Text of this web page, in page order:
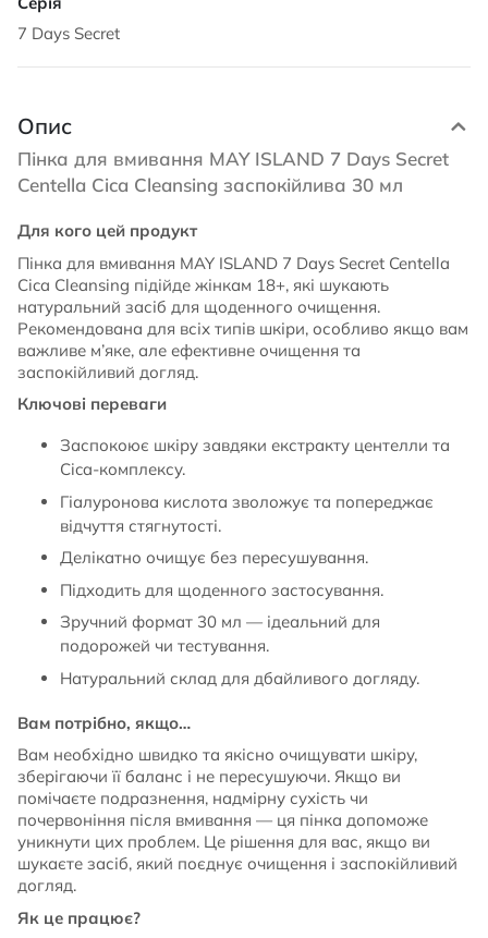
7 Days Secret
Опис
Пінка для вмивання MAY ISLAND 7 Days Secret
Centella Cica Cleansing заспокійлива 30 мл
Для кого цей продукт
Пінка для вмивання MAY ISLAND 7 Days Secret Centella
Cica Cleansing підійде жінкам 18+, які шукають
натуральний засіб для щоденного очищення.
Рекомендована для всіх типів шкіри, особливо якщо вам
важливе м’яке, але ефективне очищення та
заспокійливий догляд.
Ключові переваги
Заспокоює шкіру завдяки екстракту центелли та
Cica-комплексу.
Гіалуронова кислота зволожує та попереджає
відчуття стягнутості.
Делікатно очищує без пересушування.
Підходить для щоденного застосування.
Зручний формат 30 мл — ідеальний для
подорожей чи тестування.
Натуральний склад для дбайливого догляду.
Вам потрібно, якщо…
Вам необхідно швидко та якісно очищувати шкіру,
зберігаючи її баланс і не пересушуючи. Якщо ви
помічаєте подразнення, надмірну сухість чи
почервоніння після вмивання — ця пінка допоможе
уникнути цих проблем. Це рішення для вас, якщо ви
шукаєте засіб, який поєднує очищення і заспокійливий
догляд.
Як це працює?